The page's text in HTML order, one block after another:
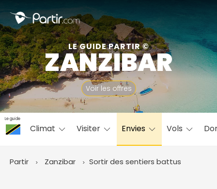
LE GUIDE PARTIR ©
ZANZIBAR
Voir les offres
Le guide
Climat Visiter Envies Vols
Partir Zanzibar Sortir des sentiers battus
📍 Destinations populaires
☀️ Où partir par mois
Avril Mai
Juillet
Août Septembre
Octobre